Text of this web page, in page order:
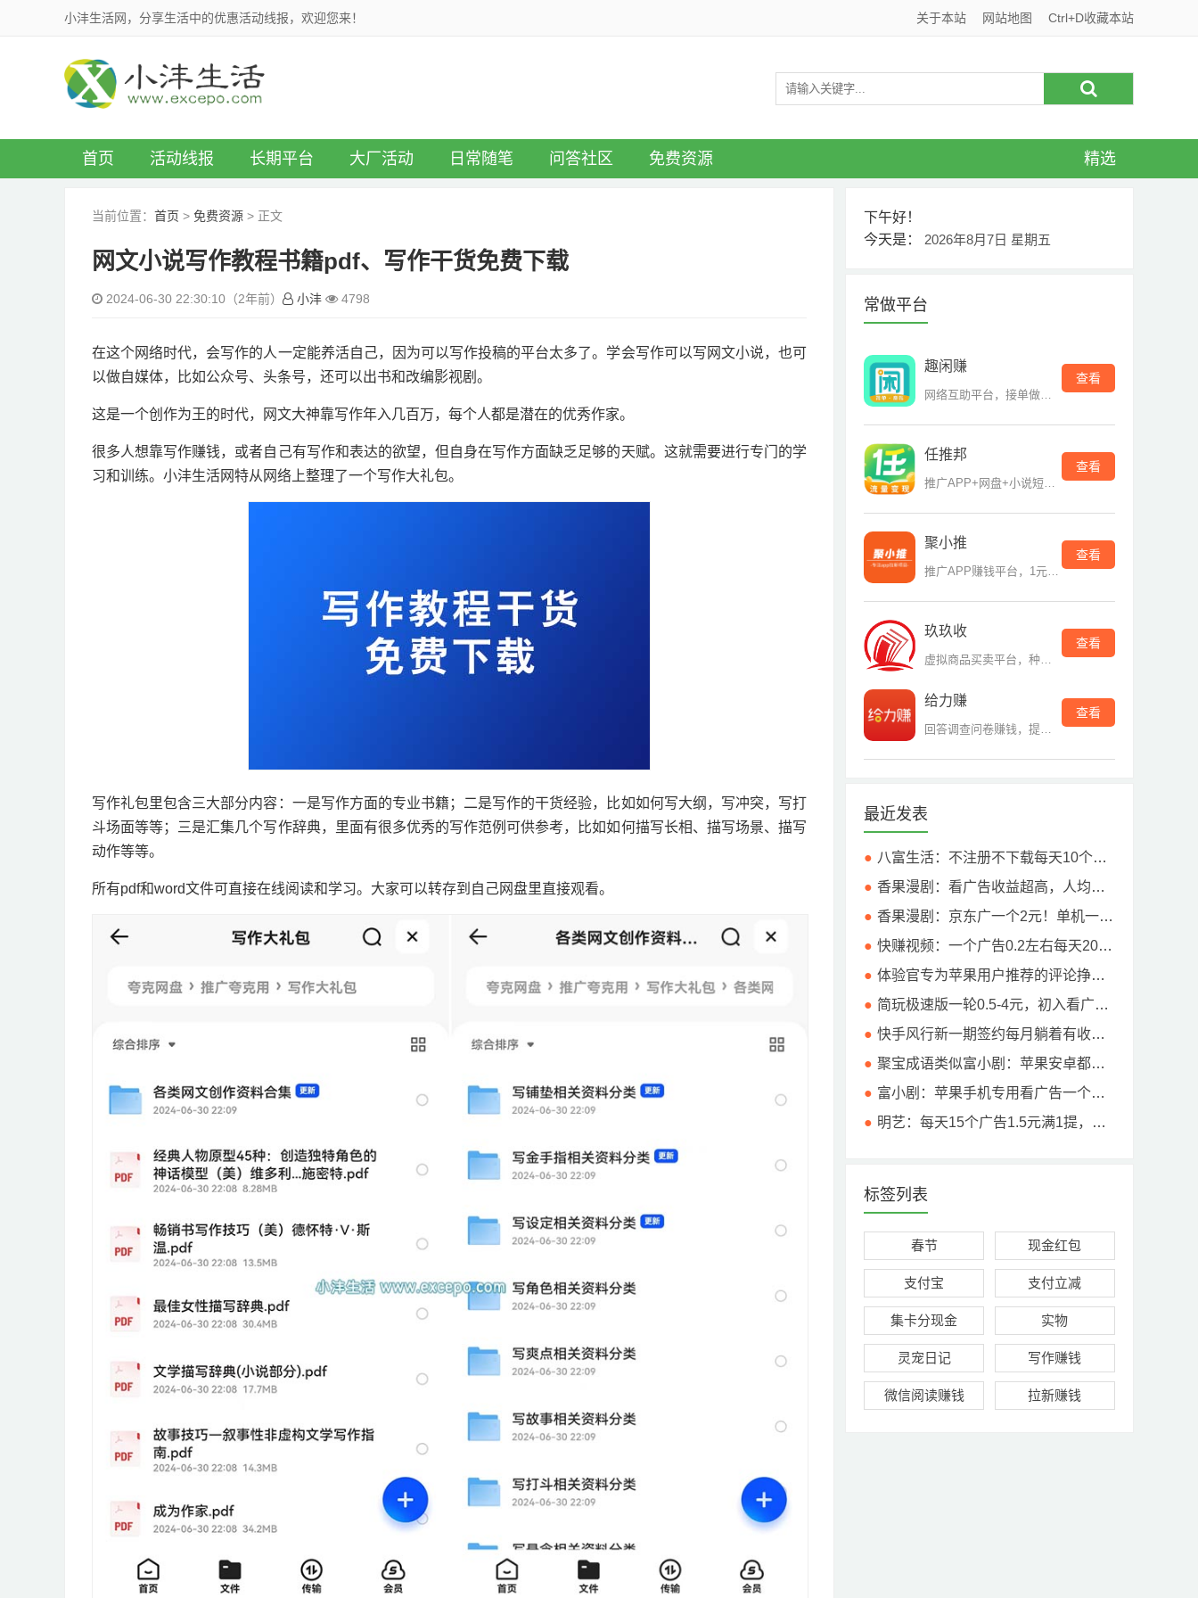
小沣生活网，分享生活中的优惠活动线报，欢迎您来！ Ctrl+D收藏本站
网站地图
关于本站
首页 活动线报 长期平台 大厂活动 日常随笔 问答社区 免费资源 精选
当前位置： 首页 > 免费资源 > 正文
网文小说写作教程书籍pdf、写作干货免费下载
2024-06-30 22:30:10（2年前） 小沣 4798
在这个网络时代，会写作的人一定能养活自己，因为可以写作投稿的平台太多了。学会写作可以写网文小说，也可
以做自媒体，比如公众号、头条号，还可以出书和改编影视剧。
这是一个创作为王的时代，网文大神靠写作年入几百万，每个人都是潜在的优秀作家。
很多人想靠写作赚钱，或者自己有写作和表达的欲望，但自身在写作方面缺乏足够的天赋。这就需要进行专门的学
习和训练。小沣生活网特从网络上整理了一个写作大礼包。
写作礼包里包含三大部分内容：一是写作方面的专业书籍；二是写作的干货经验，比如如何写大纲，写冲突，写打
斗场面等等；三是汇集几个写作辞典，里面有很多优秀的写作范例可供参考，比如如何描写长相、描写场景、描写
动作等等。
所有pdf和word文件可直接在线阅读和学习。大家可以转存到自己网盘里直接观看。
下午好！
今天是： 2026年8月7日 星期五
常做平台
趣闲赚
网络互助平台，接单做单赚钱
查看
任推邦
推广APP+网盘+小说短剧平台
查看
聚小推
推广APP赚钱平台，1元提现
查看
玖玖收
虚拟商品买卖平台，种类多
查看
给力赚
回答调查问卷赚钱，提现门槛低
查看
最近发表
八富生活：不注册不下载每天10个广告不乱跳，赚低保，满5提！
香果漫剧：看广告收益超高，人均反馈10元以上！
香果漫剧：京东广一个2元！单机一天10元以上
快赚视频：一个广告0.2左右每天20广！亲测4个广告1块钱！
体验官专为苹果用户推荐的评论挣钱app，每天3-9米？详细流程
简玩极速版一轮0.5-4元，初入看广平台首选准没错。
快手风行新一期签约每月躺着有收入，上一期人均三位数！
聚宝成语类似富小剧：苹果安卓都能玩，稍微吃权重，不是黑号的基本都能润5-10元！
富小剧：苹果手机专用看广告一个广1块钱左右，当天就能提10米。
明艺：每天15个广告1.5元满1提，闪趣同一个公司出品！
标签列表
春节 现金红包
支付宝 支付立减
集卡分现金 实物
灵宠日记 写作赚钱
微信阅读赚钱 拉新赚钱